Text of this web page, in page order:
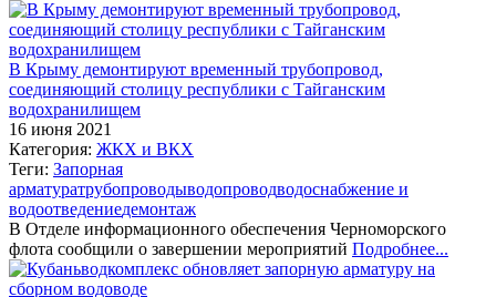
В Крыму демонтируют временный трубопровод,
соединяющий столицу республики с Тайганским
водохранилищем
16 июня 2021
Категория: ЖКХ и ВКХ
Теги: Запорная
арматуратрубопроводыводопроводводоснабжение и
водоотведениедемонтаж
В Отделе информационного обеспечения Черноморского
флота сообщили о завершении мероприятий Подробнее...